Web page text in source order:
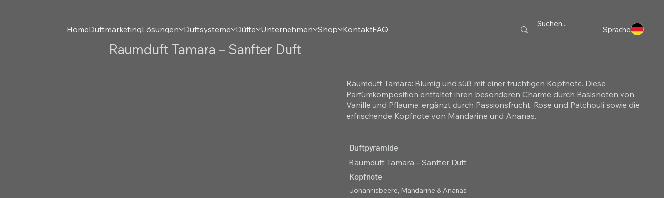
HomeDuftmarketingLösungen Duftsysteme Düfte Unternehmen Shop KontaktFAQ Sprache
Raumduft Tamara – Sanfter Duft
Raumduft Tamara: Blumig und süß mit einer fruchtigen Kopfnote. Diese
Parfümkomposition entfaltet ihren besonderen Charme durch Basisnoten von
Vanille und Pflaume, ergänzt durch Passionsfrucht, Rose und Patchouli sowie die
erfrischende Kopfnote von Mandarine und Ananas.
Duftpyramide
Raumduft Tamara – Sanfter Duft
Kopfnote
Johannisbeere, Mandarine & Ananas